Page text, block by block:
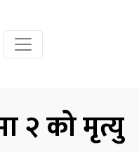
२ को मृत्यु